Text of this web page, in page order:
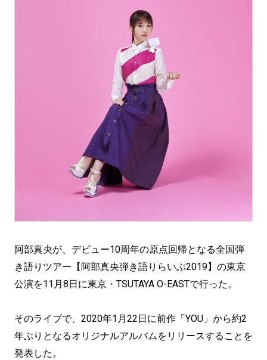
阿部真央が、デビュー10周年の原点回帰となる全国弾
き語りツアー【阿部真央弾き語りらいぶ2019】の東京
公演を11月8日に東京・TSUTAYA O-EASTで行った。
そのライブで、2020年1月22日に前作「YOU」から約2
年ぶりとなるオリジナルアルバムをリリースすることを
発表した。